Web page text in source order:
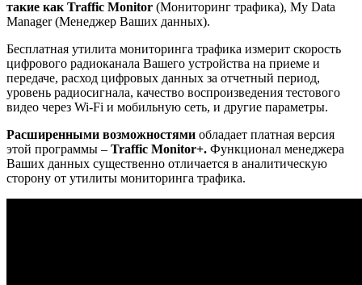
такие как Traffic Monitor (Мониторинг трафика), My Data
Manager (Менеджер Ваших данных).
Бесплатная утилита мониторинга трафика измерит скорость
цифрового радиоканала Вашего устройства на приеме и
передаче, расход цифровых данных за отчетный период,
уровень радиосигнала, качество воспроизведения тестового
видео через Wi-Fi и мобильную сеть, и другие параметры.
Расширенными возможностями обладает платная версия
этой программы – Traffic Monitor+. Функционал менеджера
Ваших данных существенно отличается в аналитическую
сторону от утилиты мониторинга трафика.